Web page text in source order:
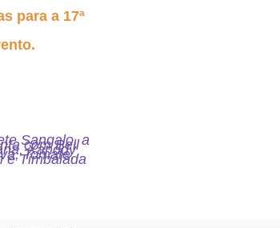
para a 17ª
Sangalo, a
com Bell
Xanddy
Tomate,
e Timbalada